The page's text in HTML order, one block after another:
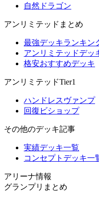
自然ドラゴン
アンリミテッドまとめ
最強デッキランキン
アンリミテッドデッ
格安おすすめデッキ
アンリミテッドTier1
ハンドレスヴァンプ
回復ビショップ
その他のデッキ記事
実績デッキ一覧
コンセプトデッキ一
アリーナ情報
グランプリまとめ